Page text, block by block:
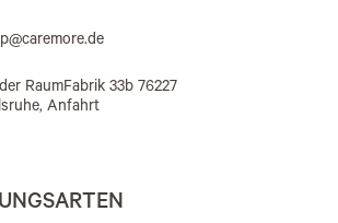
RaumFabrik 33b 76227
Anfahrt